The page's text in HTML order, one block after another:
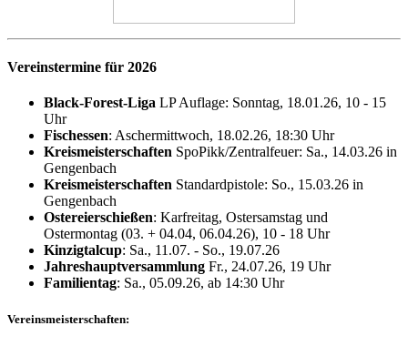
Vereinstermine für 2026
Black-Forest-Liga LP Auflage: Sonntag, 18.01.26, 10 - 15
Uhr
Fischessen: Aschermittwoch, 18.02.26, 18:30 Uhr
Kreismeisterschaften SpoPikk/Zentralfeuer: Sa., 14.03.26 in
Gengenbach
Kreismeisterschaften Standardpistole: So., 15.03.26 in
Gengenbach
Ostereierschießen: Karfreitag, Ostersamstag und
Ostermontag (03. + 04.04, 06.04.26), 10 - 18 Uhr
Kinzigtalcup: Sa., 11.07. - So., 19.07.26
Jahreshauptversammlung Fr., 24.07.26, 19 Uhr
Familientag: Sa., 05.09.26, ab 14:30 Uhr
Vereinsmeisterschaften: